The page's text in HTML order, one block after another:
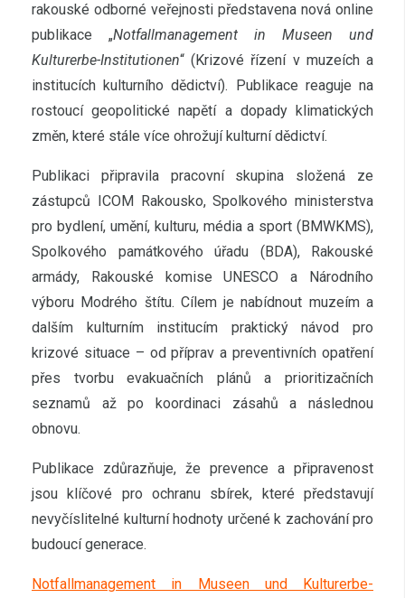
rakouské odborné veřejnosti představena nová online
publikace „Notfallmanagement in Museen und
Kulturerbe-Institutionen“ (Krizové řízení v muzeích a
institucích kulturního dědictví). Publikace reaguje na
rostoucí geopolitické napětí a dopady klimatických
změn, které stále více ohrožují kulturní dědictví.
Publikaci připravila pracovní skupina složená ze
zástupců ICOM Rakousko, Spolkového ministerstva
pro bydlení, umění, kulturu, média a sport (BMWKMS),
Spolkového památkového úřadu (BDA), Rakouské
armády, Rakouské komise UNESCO a Národního
výboru Modrého štítu. Cílem je nabídnout muzeím a
dalším kulturním institucím praktický návod pro
krizové situace – od příprav a preventivních opatření
přes tvorbu evakuačních plánů a prioritizačních
seznamů až po koordinaci zásahů a následnou
obnovu.
Publikace zdůrazňuje, že prevence a připravenost
jsou klíčové pro ochranu sbírek, které představují
nevyčíslitelné kulturní hodnoty určené k zachování pro
budoucí generace.
Notfallmanagement in Museen und Kulturerbe-